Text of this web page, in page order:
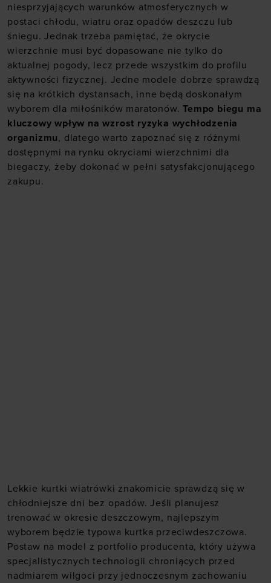
niesprzyjających warunków atmosferycznych w
postaci chłodu, wiatru oraz opadów deszczu lub
śniegu. Jednak trzeba pamiętać, że okrycie
wierzchnie musi być dopasowane nie tylko do
aktualnej pogody, lecz przede wszystkim do profilu
aktywności fizycznej. Jedne modele dobrze sprawdzą
się na krótkich dystansach, inne będą doskonałym
wyborem dla miłośników maratonów.Tempo biegu ma
kluczowy wpływ na wzrost ryzyka wychłodzenia
organizmu, dlatego warto zapoznać się z różnymi
dostępnymi na rynku okryciami wierzchnimi dla
biegaczy, żeby dokonać w pełni satysfakcjonującego
zakupu.
Lekkie kurtki wiatrówki znakomicie sprawdzą się w
chłodniejsze dni bez opadów. Jeśli planujesz
trenować w okresie deszczowym, najlepszym
wyborem będzie typowa kurtka przeciwdeszczowa.
Postaw na model z portfolio producenta, który używa
specjalistycznych technologii chroniących przed
nadmiarem wilgoci przy jednoczesnym zachowaniu